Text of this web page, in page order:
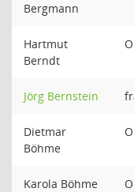
Bergmann
Hartmut
Berndt
Jörg Bernstein
Dietmar
Böhme
Karola Böhme